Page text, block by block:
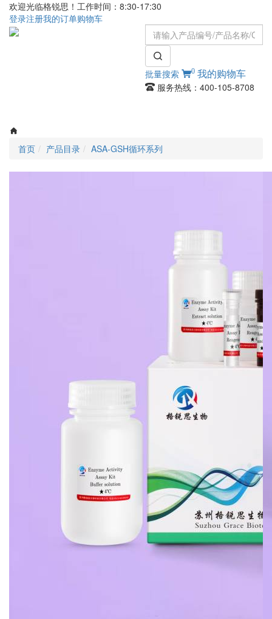
欢迎光临格锐思！工作时间：8:30-17:30
登录注册我的订单购物车
批量搜索 0 我的购物车
服务热线：400-105-8708
首页 产品目录 ASA-GSH循环系列